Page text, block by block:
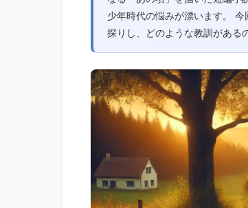
少年時代の悩みが漂います。
探りし、どのような教訓がある